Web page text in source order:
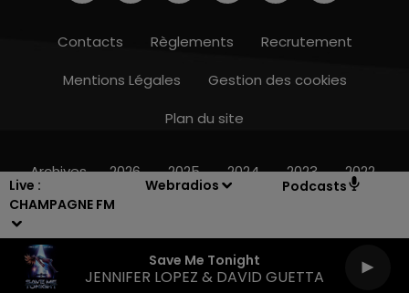
Live :
CHAMPAGNE FM
Webradios Podcasts
Save Me Tonight
JENNIFER LOPEZ & DAVID GUETTA
16h00 - 20h00
Contacts Règlements
Recrutement
Mentions Légales
Gestion des cookies
Plan du site
Archives 2026 2025 2024 2023 2022